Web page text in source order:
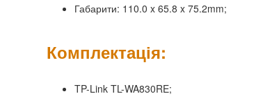
Габарити: 110.0 x 65.8 x 75.2mm;
Комплектація:
TP-Link TL-WA830RE;